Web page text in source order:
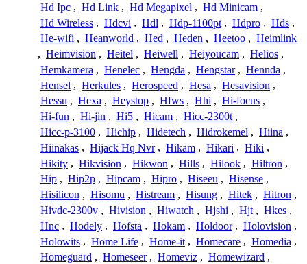
Hd Ipc , Hd Link , Hd Megapixel , Hd Minicam ,
Hd Wireless , Hdcvi , Hdl , Hdp-1100pt , Hdpro , Hds ,
He-wifi , Heanworld , Hed , Heden , Heetoo , Heimlink
, Heimvision , Heitel , Heiwell , Heiyoucam , Helios ,
Hemkamera , Henelec , Hengda , Hengstar , Hennda ,
Hensel , Herkules , Herospeed , Hesa , Hesavision ,
Hessu , Hexa , Heystop , Hfws , Hhi , Hi-focus ,
Hi-fun , Hi-jin , Hi5 , Hicam , Hicc-2300t ,
Hicc-p-3100 , Hichip , Hidetech , Hidrokemel , Hiina ,
Hiinakas , Hijack Hq Nvr , Hikam , Hikari , Hiki ,
Hikity , Hikvision , Hikwon , Hills , Hilook , Hiltron ,
Hip , Hip2p , Hipcam , Hipro , Hiseeu , Hisense ,
Hisilicon , Hisomu , Histream , Hisung , Hitek , Hitron ,
Hivdc-2300v , Hivision , Hiwatch , Hjshi , Hjt , Hkes ,
Hnc , Hodely , Hofsta , Hokam , Holdoor , Holovision ,
Holowits , Home Life , Home-it , Homecare , Homedia ,
Homeguard , Homeseer , Homeviz , Homewizard ,